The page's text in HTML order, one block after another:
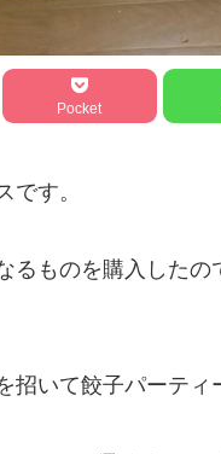
Pocket
です。
るものを購入したの
いて餃子パーティ